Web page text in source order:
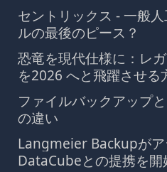
セントリックス - 一般
ルの最後のピース？
恐竜を現代仕様に：レ
を2026 へと飛躍させる
ファイルバックアップ
の違い
Langmeier Backupが
DataCubeとの提携を開